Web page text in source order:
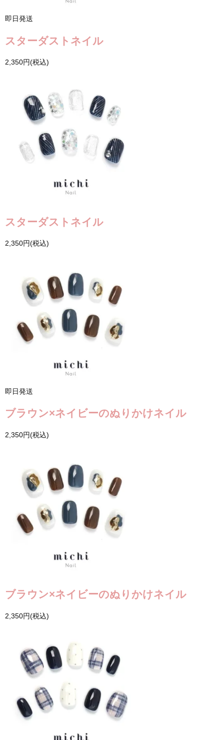
即日発送
スターダストネイル
2,350円(税込)
スターダストネイル
2,350円(税込)
即日発送
ブラウン×ネイビーのぬりかけネイル
2,350円(税込)
ブラウン×ネイビーのぬりかけネイル
2,350円(税込)